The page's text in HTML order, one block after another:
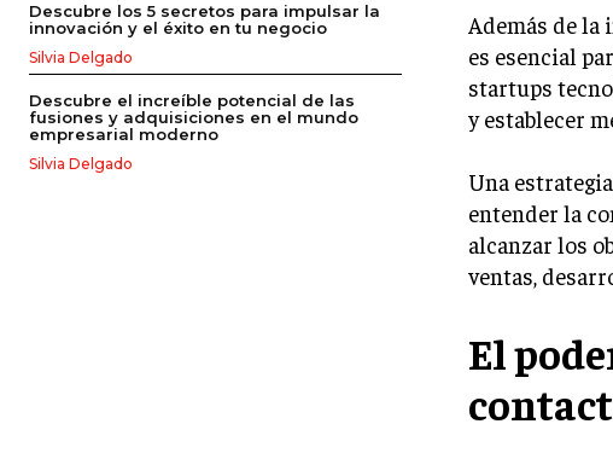
Descubre los 5 secretos para impulsar la
innovación y el éxito en tu negocio
Silvia Delgado
Descubre el increíble potencial de las
fusiones y adquisiciones en el mundo
empresarial moderno
Silvia Delgado
Además de la
es esencial
startups
y establecer
Una
entender la
alcanzar los
ventas,
El